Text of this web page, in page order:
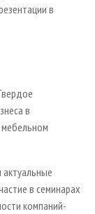
в
в
в семинарах
компаний-